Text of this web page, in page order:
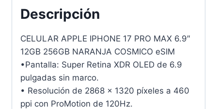
Descripción
CELULAR APPLE IPHONE 17 PRO MAX 6.9″
12GB 256GB NARANJA COSMICO eSIM
•Pantalla: Super Retina XDR OLED de 6.9
pulgadas sin marco.
• Resolución de 2868 x 1320 píxeles a 460
ppi con ProMotion de 120Hz.